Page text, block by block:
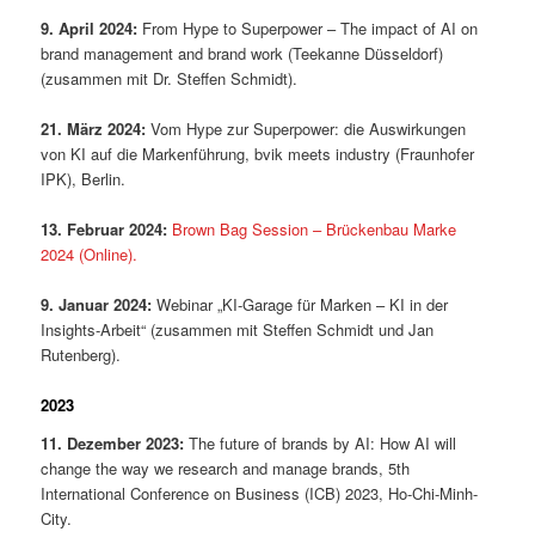
9. April 2024: From Hype to Superpower – The impact of AI on
brand management and brand work (Teekanne Düsseldorf)
(zusammen mit Dr. Steffen Schmidt).
21. März 2024: Vom Hype zur Superpower: die Auswirkungen
von KI auf die Markenführung, bvik meets industry (Fraunhofer
IPK), Berlin.
13. Februar 2024: Brown Bag Session – Brückenbau Marke
2024 (Online).
9. Januar 2024: Webinar „KI-Garage für Marken – KI in der
Insights-Arbeit“ (zusammen mit Steffen Schmidt und Jan
Rutenberg).
2023
11. Dezember 2023: The future of brands by AI: How AI will
change the way we research and manage brands, 5th
International Conference on Business (ICB) 2023, Ho-Chi-Minh-
City.